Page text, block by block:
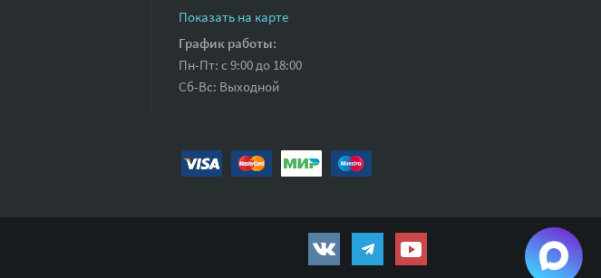
Показать на карте
График работы:
Пн-Пт: с 9:00 до 18:00
Сб-Вс: Выходной